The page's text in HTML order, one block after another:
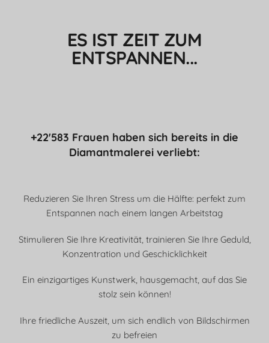
ES IST ZEIT ZUM
ENTSPANNEN...
+22'583 Frauen haben sich bereits in die
Diamantmalerei verliebt:
Reduzieren Sie Ihren Stress um die Hälfte: perfekt zum
Entspannen nach einem langen Arbeitstag
Stimulieren Sie Ihre Kreativität, trainieren Sie Ihre Geduld,
Konzentration und Geschicklichkeit
Ein einzigartiges Kunstwerk, hausgemacht, auf das Sie
stolz sein können!
Ihre friedliche Auszeit, um sich endlich von Bildschirmen
zu befreien